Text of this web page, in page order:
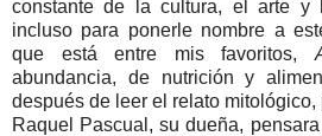
constante de la cultura, el arte y
incluso para ponerle nombre a
que está entre mis favoritos,
abundancia, de nutrición y
después de leer el relato
Raquel Pascual, su dueña,